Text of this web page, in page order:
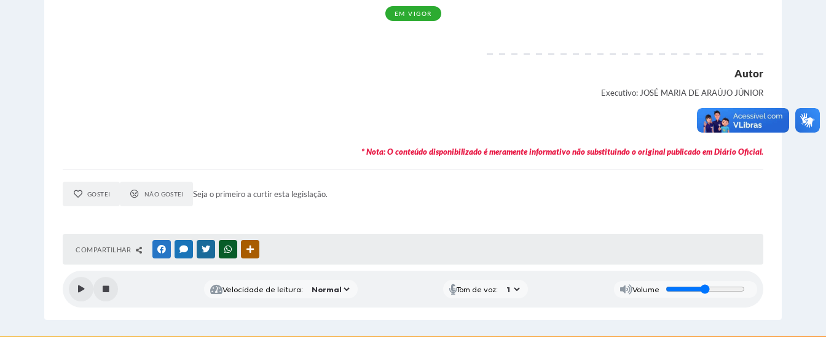
EM VIGOR
Autor
Executivo: JOSÉ MARIA DE ARAÚJO JÚNIOR
* Nota: O conteúdo disponibilizado é meramente informativo não substituindo o original publicado em Diário Oficial.
GOSTEI NÃO GOSTEI Seja o primeiro a curtir esta legislação.
COMPARTILHAR FACEBOOKMESSENGER
TWITTERWHATSAPP
Velocidade de leitura: Tom de voz: Volume